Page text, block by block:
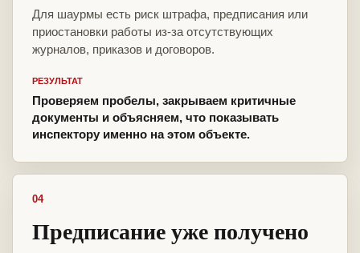
Для шаурмы есть риск штрафа, предписания или
приостановки работы из-за отсутствующих
журналов, приказов и договоров.
РЕЗУЛЬТАТ
Проверяем пробелы, закрываем критичные
документы и объясняем, что показывать
инспектору именно на этом объекте.
04
Предписание уже получено